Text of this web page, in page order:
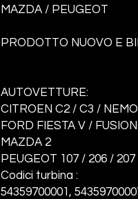
MAZDA / PEUGEOT
PRODOTTO NUOVO E
AUTOVETTURE:
CITROEN C2 / C3 /
FORD FIESTA V / FUSION
MAZDA 2
PEUGEOT 107 / 206 /
Codici turbina :
54359700001,